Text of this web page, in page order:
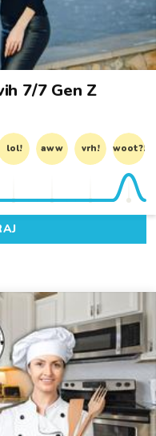
7/7 Gen Z
lol! aww vrh! woot?!